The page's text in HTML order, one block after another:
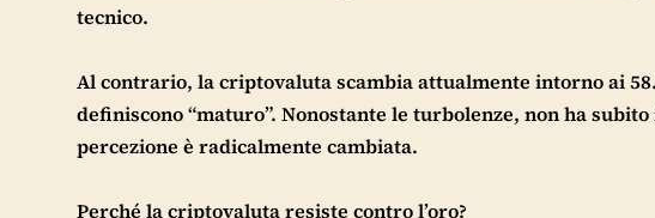
tecnico.
Al contrario, la criptovaluta scambia attualmente intorno ai
definiscono “maturo”. Nonostante le turbolenze, non ha
percezione è radicalmente cambiata.
Perché la criptovaluta resiste contro l’oro?